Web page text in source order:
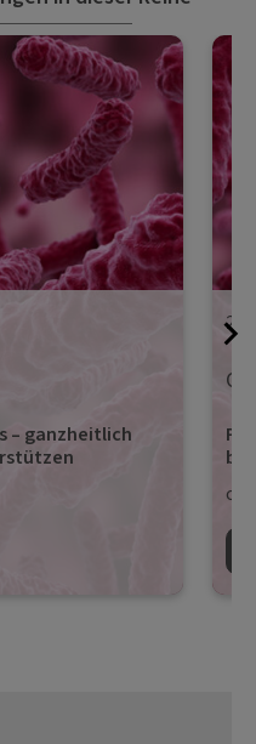
– ganzheitlich